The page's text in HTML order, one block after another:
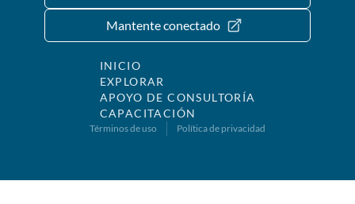
Mantente conectado
INICIO
EXPLORAR
APOYO DE CONSULTORÍA
CAPACITACIÓN
Términos de uso Política de privacidad